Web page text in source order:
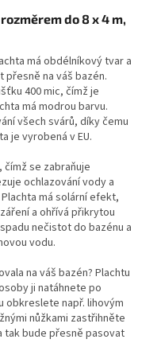
do 8 x 4 m,
má obdélníkový tvar a
na váš bazén.
400 mic, čímž je
má modrou barvu.
všech svárů, díky čemu
je vyrobená v EU.
čímž se zabraňuje
ochlazování vody a
má solární efekt,
a ohřívá přikrytou
nečistot do bazénu a
vodu.
na váš bazén? Plachtu
ji natáhnete po
obkreslete např. lihovým
nůžkami zastřihněte
tak bude přesně pasovat